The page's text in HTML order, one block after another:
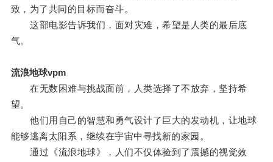
致，为了共同的目标而奋斗。
这部电影告诉我们，面对灾难，希望是人类的最后底
气。
流浪地球vpm
在无数困难与挑战面前，人类选择了不放弃，坚持希
望。
他们用自己的智慧和勇气设计了巨大的发动机，让地球
能够逃离太阳系，继续在宇宙中寻找新的家园。
通过《流浪地球》，人们不仅体验到了震撼的视觉效